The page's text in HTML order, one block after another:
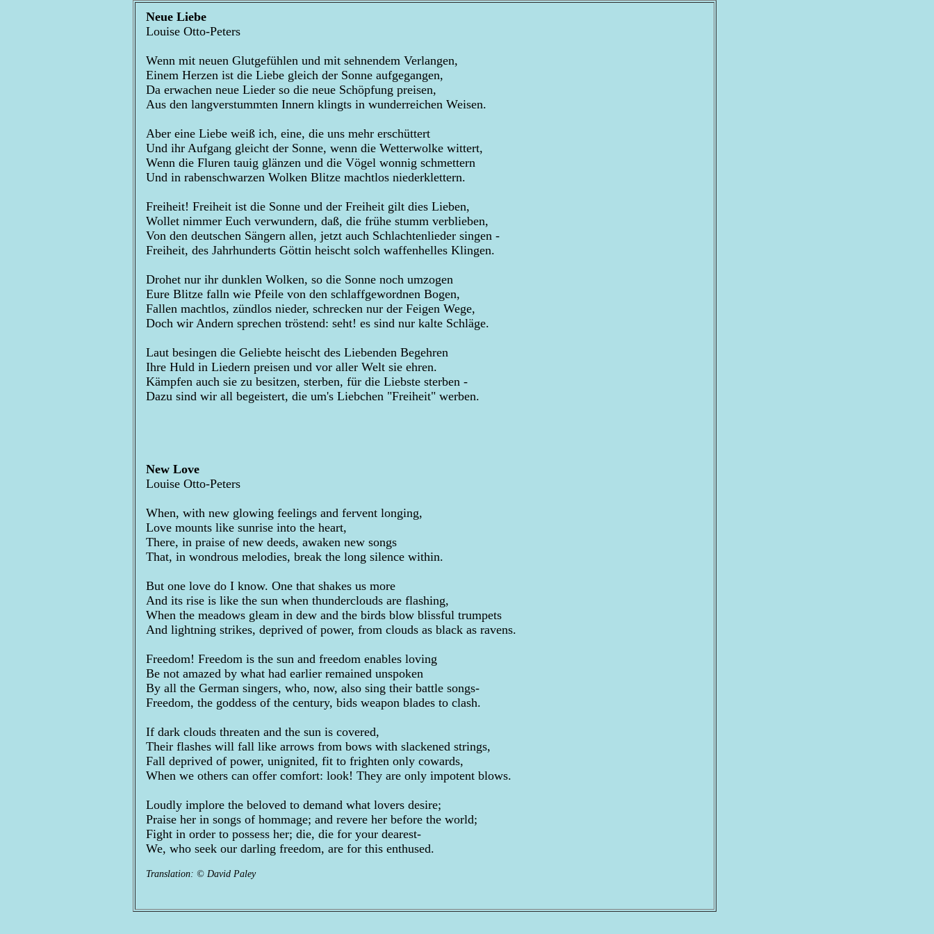
Neue Liebe
Louise Otto-Peters
Wenn mit neuen Glutgefühlen und mit sehnendem Verlangen,
Einem Herzen ist die Liebe gleich der Sonne aufgegangen,
Da erwachen neue Lieder so die neue Schöpfung preisen,
Aus den langverstummten Innern klingts in wunderreichen Weisen.
Aber eine Liebe weiß ich, eine, die uns mehr erschüttert
Und ihr Aufgang gleicht der Sonne, wenn die Wetterwolke wittert,
Wenn die Fluren tauig glänzen und die Vögel wonnig schmettern
Und in rabenschwarzen Wolken Blitze machtlos niederklettern.
Freiheit! Freiheit ist die Sonne und der Freiheit gilt dies Lieben,
Wollet nimmer Euch verwundern, daß, die frühe stumm verblieben,
Von den deutschen Sängern allen, jetzt auch Schlachtenlieder singen -
Freiheit, des Jahrhunderts Göttin heischt solch waffenhelles Klingen.
Drohet nur ihr dunklen Wolken, so die Sonne noch umzogen
Eure Blitze falln wie Pfeile von den schlaffgewordnen Bogen,
Fallen machtlos, zündlos nieder, schrecken nur der Feigen Wege,
Doch wir Andern sprechen tröstend: seht! es sind nur kalte Schläge.
Laut besingen die Geliebte heischt des Liebenden Begehren
Ihre Huld in Liedern preisen und vor aller Welt sie ehren.
Kämpfen auch sie zu besitzen, sterben, für die Liebste sterben -
Dazu sind wir all begeistert, die um's Liebchen "Freiheit" werben.
New Love
Louise Otto-Peters
When, with new glowing feelings and fervent longing,
Love mounts like sunrise into the heart,
There, in praise of new deeds, awaken new songs
That, in wondrous melodies, break the long silence within.
But one love do I know. One that shakes us more
And its rise is like the sun when thunderclouds are flashing,
When the meadows gleam in dew and the birds blow blissful trumpets
And lightning strikes, deprived of power, from clouds as black as ravens.
Freedom! Freedom is the sun and freedom enables loving
Be not amazed by what had earlier remained unspoken
By all the German singers, who, now, also sing their battle songs-
Freedom, the goddess of the century, bids weapon blades to clash.
If dark clouds threaten and the sun is covered,
Their flashes will fall like arrows from bows with slackened strings,
Fall deprived of power, unignited, fit to frighten only cowards,
When we others can offer comfort: look! They are only impotent blows.
Loudly implore the beloved to demand what lovers desire;
Praise her in songs of hommage; and revere her before the world;
Fight in order to possess her; die, die for your dearest-
We, who seek our darling freedom, are for this enthused.
Translation: © David Paley